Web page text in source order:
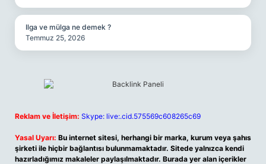
Ilga ve mülga ne demek ?
Temmuz 25, 2026
Reklam ve İletişim: Skype: live:.cid.575569c608265c69
Yasal Uyarı: Bu internet sitesi, herhangi bir marka, kurum veya şahıs
şirketi ile hiçbir bağlantısı bulunmamaktadır. Sitede yalnızca kendi
hazırladığımız makaleler paylaşılmaktadır. Burada yer alan içerikler